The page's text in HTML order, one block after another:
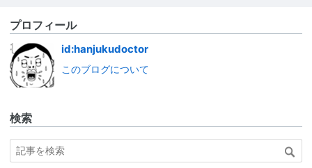
プロフィール
id:hanjukudoctor
このブログについて
検索